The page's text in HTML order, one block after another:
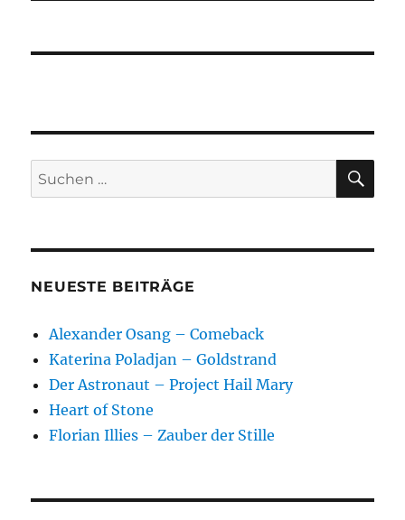
Suchen
nach:
NEUESTE BEITRÄGE
Alexander Osang – Comeback
Katerina Poladjan – Goldstrand
Der Astronaut – Project Hail Mary
Heart of Stone
Florian Illies – Zauber der Stille